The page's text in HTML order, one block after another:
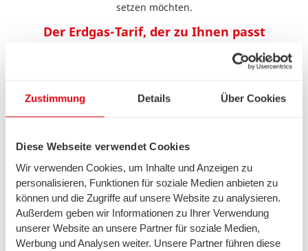
Zustimmung Details Über Cookies
Diese Webseite verwendet Cookies
Wir verwenden Cookies, um Inhalte und Anzeigen zu
personalisieren, Funktionen für soziale Medien anbieten zu
können und die Zugriffe auf unsere Website zu analysieren.
Außerdem geben wir Informationen zu Ihrer Verwendung
unserer Website an unsere Partner für soziale Medien,
Werbung und Analysen weiter. Unsere Partner führen diese
setzen möchten.
Der Erdgas-Tarif, der zu Ihnen passt
swb Erdgas spar
günstiges Erdgas von swb,
bekommen Sie das
passende Angebotfür Ihren
Zwei Tarif-Optionen für Sparfüchse:
swb Erdgas spar S:Perfekt für Haushalte mit
geringem Gasverbrauch (bis zu 8.400 kWh pro Jahr).
Profitieren Sie von einemniedrigen Grundpreisund
schonen Ihr Budget!
swb Erdgas spar L:Für Haushalte mit einem
höheren Verbrauch (bis zu 15.000 kWh pro Jahr) –